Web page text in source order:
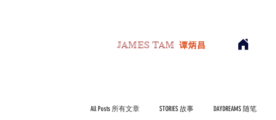
JAMES TAM 谭炳昌
All Posts 所有文章 STORIES 故事 DAYDREAMS 随笔